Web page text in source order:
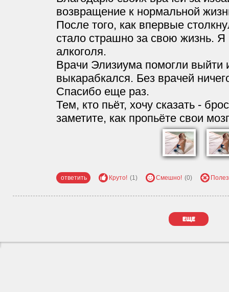
возвращение к нормальной
После того, как впервые
стало страшно за свою жизнь. Я
алкоголя.
Врачи Элизиума помогли выйти
выкарабкался. Без врачей
Спасибо еще раз.
Тем, кто пьёт, хочу сказать -
заметите, как пропьёте свои
ответить Круто! (1) Смешно! (0)
еще